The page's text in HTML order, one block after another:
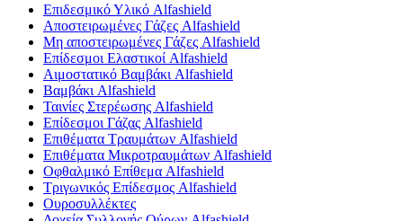
Επιδεσμικό Υλικό Alfashield
Αποστειρωμένες Γάζες Alfashield
Μη αποστειρωμένες Γάζες Alfashield
Επίδεσμοι Ελαστικοί Alfashield
Αιμοστατικό Βαμβάκι Alfashield
Βαμβάκι Alfashield
Ταινίες Στερέωσης Alfashield
Επίδεσμοι Γάζας Alfashield
Επιθέματα Τραυμάτων Alfashield
Επιθέματα Μικροτραυμάτων Alfashield
Οφθαλμικό Eπίθεμα Alfashield
Τριγωνικός Επίδεσμος Alfashield
Ουροσυλλέκτες